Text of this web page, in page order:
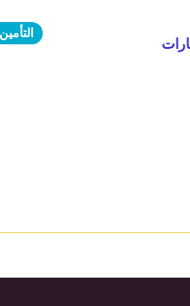
التأمين